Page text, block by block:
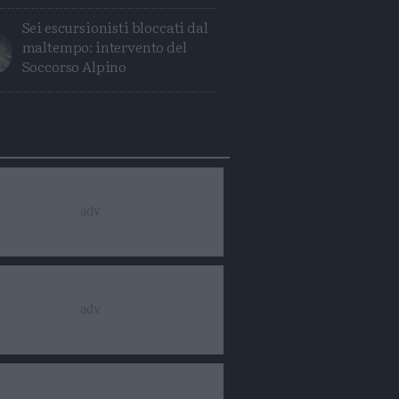
Sei escursionisti bloccati dal
maltempo: intervento del
Soccorso Alpino